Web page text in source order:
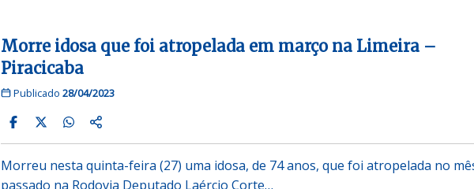
Morre idosa que foi atropelada em março na Limeira –
Piracicaba
Publicado 28/04/2023
Morreu nesta quinta-feira (27) uma idosa, de 74 anos, que foi atropelada no
passado na Rodovia Deputado Laércio Corte…